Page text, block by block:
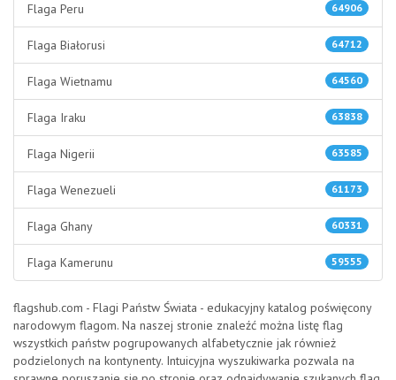
64906
Flaga Peru
64712
Flaga Białorusi
64560
Flaga Wietnamu
63838
Flaga Iraku
63585
Flaga Nigerii
61173
Flaga Wenezueli
60331
Flaga Ghany
59555
Flaga Kamerunu
flagshub.com - Flagi Państw Świata - edukacyjny katalog poświęcony
narodowym flagom. Na naszej stronie znaleźć można listę flag
wszystkich państw pogrupowanych alfabetycznie jak również
podzielonych na kontynenty. Intuicyjna wyszukiwarka pozwala na